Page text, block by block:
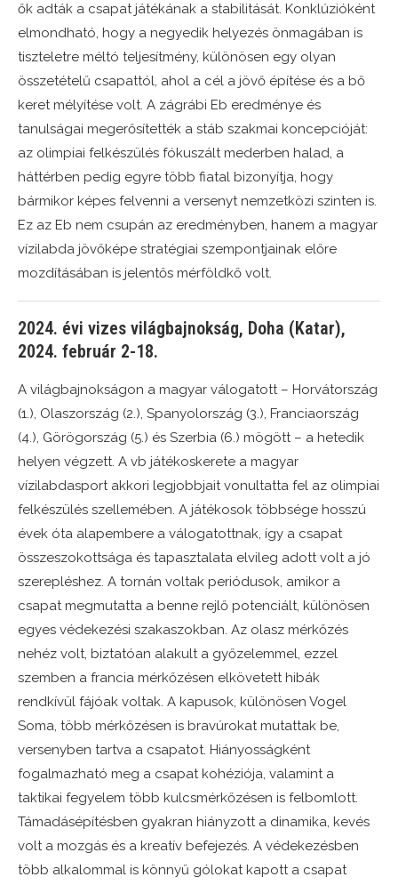
ők adták a csapat játékának a stabilitását. Konklúzióként
elmondható, hogy a negyedik helyezés önmagában is
tiszteletre méltó teljesítmény, különösen egy olyan
összetételű csapattól, ahol a cél a jövő építése és a bő
keret mélyítése volt. A zágrábi Eb eredménye és
tanulságai megerősítették a stáb szakmai koncepcióját:
az olimpiai felkészülés fókuszált mederben halad, a
háttérben pedig egyre több fiatal bizonyítja, hogy
bármikor képes felvenni a versenyt nemzetközi szinten is.
Ez az Eb nem csupán az eredményben, hanem a magyar
vízilabda jövőképe stratégiai szempontjainak előre
mozdításában is jelentős mérföldkő volt.
2024. évi vizes világbajnokság, Doha (Katar),
2024. február 2-18.
A világbajnokságon a magyar válogatott – Horvátország
(1.), Olaszország (2.), Spanyolország (3.), Franciaország
(4.), Görögország (5.) és Szerbia (6.) mögött – a hetedik
helyen végzett. A vb játékoskerete a magyar
vízilabdasport akkori legjobbjait vonultatta fel az olimpiai
felkészülés szellemében. A játékosok többsége hosszú
évek óta alapembere a válogatottnak, így a csapat
összeszokottsága és tapasztalata elvileg adott volt a jó
szerepléshez. A tornán voltak periódusok, amikor a
csapat megmutatta a benne rejlő potenciált, különösen
egyes védekezési szakaszokban. Az olasz mérkőzés
nehéz volt, biztatóan alakult a győzelemmel, ezzel
szemben a francia mérkőzésen elkövetett hibák
rendkívül fájóak voltak. A kapusok, különösen Vogel
Soma, több mérkőzésen is bravúrokat mutattak be,
versenyben tartva a csapatot. Hiányosságként
fogalmazható meg a csapat kohéziója, valamint a
taktikai fegyelem több kulcsmérkőzésen is felbomlott.
Támadásépítésben gyakran hiányzott a dinamika, kevés
volt a mozgás és a kreatív befejezés. A védekezésben
több alkalommal is könnyű gólokat kapott a csapat